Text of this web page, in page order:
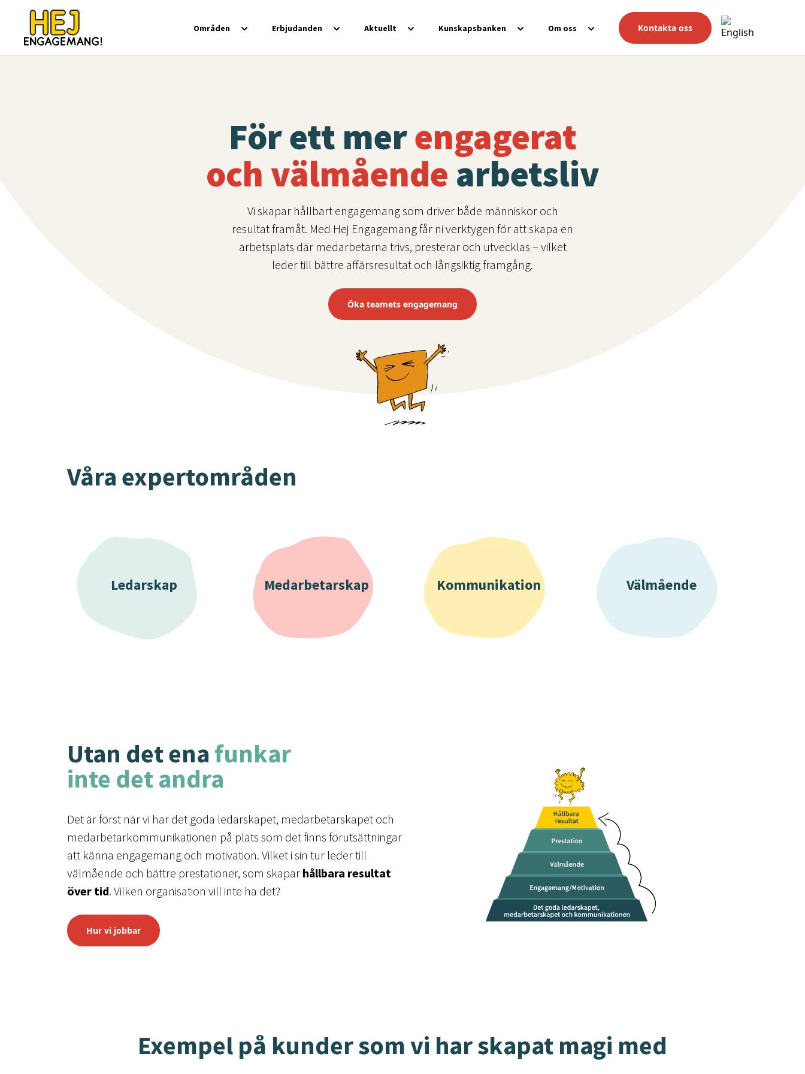
Områden Erbjudanden Aktuellt Kunskapsbanken Om oss Kontakta oss
För ett merengagerat
och välmående arbetsliv
Vi skapar hållbart engagemang som driver både människor och
resultat framåt. Med Hej Engagemang får ni verktygen för att skapa en
arbetsplats där medarbetarna trivs, presterar och utvecklas – vilket
leder till bättre affärsresultat och långsiktig framgång.
Öka teamets engagemang
Våra expertområden
Ledarskap Medarbetarskap Kommunikation Välmående
Utan det ena funkar
inte det andra
Det är först när vi har det goda ledarskapet, medarbetarskapet och
medarbetarkommunikationen på plats som det finns förutsättningar
att känna engagemang och motivation. Vilket i sin tur leder till
välmående och bättre prestationer, som skapar hållbara resultat
över tid. Vilken organisation vill inte ha det?
Hur vi jobbar
Exempel på kunder som vi har skapat magi med